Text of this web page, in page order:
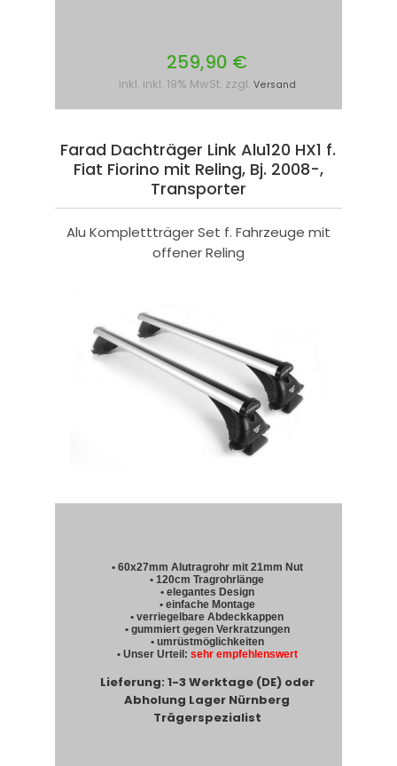
259,90 €
inkl. inkl. 19% MwSt. zzgl. Versand
Farad Dachträger Link Alu120 HX1 f.
Fiat Fiorino mit Reling, Bj. 2008-,
Transporter
Alu Komplettträger Set f. Fahrzeuge mit
offener Reling
• 60x27mm Alutragrohr mit 21mm Nut
• 120cm Tragrohrlänge
• elegantes Design
• einfache Montage
• verriegelbare Abdeckkappen
• gummiert gegen Verkratzungen
• umrüstmöglichkeiten
• Unser Urteil: sehr empfehlenswert
Lieferung: 1-3 Werktage (DE) oder
Abholung Lager Nürnberg
Trägerspezialist